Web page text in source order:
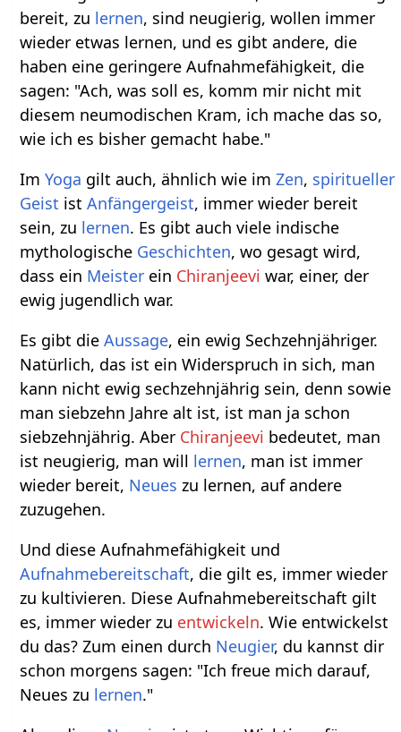
bereit, zu lernen, sind neugierig, wollen immer
wieder etwas lernen, und es gibt andere, die
haben eine geringere Aufnahmefähigkeit, die
sagen: "Ach, was soll es, komm mir nicht mit
diesem neumodischen Kram, ich mache das so,
wie ich es bisher gemacht habe."
ImYoga gilt auch, ähnlich wie imZen, spiritueller
Geist istAnfängergeist, immer wieder bereit
sein, zu lernen. Es gibt auch viele indische
mythologische Geschichten, wo gesagt wird,
dass ein Meister ein Chiranjeevi war, einer, der
ewig jugendlich war.
Es gibt dieAussage, ein ewig Sechzehnjähriger.
Natürlich, das ist ein Widerspruch in sich, man
kann nicht ewig sechzehnjährig sein, denn sowie
man siebzehn Jahre alt ist, ist man ja schon
siebzehnjährig. Aber Chiranjeevi bedeutet, man
ist neugierig, man will lernen, man ist immer
wieder bereit, Neues zu lernen, auf andere
zuzugehen.
Und diese Aufnahmefähigkeit und
Aufnahmebereitschaft, die gilt es, immer wieder
zu kultivieren. Diese Aufnahmebereitschaft gilt
es, immer wieder zu entwickeln. Wie entwickelst
du das? Zum einen durch Neugier, du kannst dir
schon morgens sagen: "Ich freue mich darauf,
Neues zu lernen."